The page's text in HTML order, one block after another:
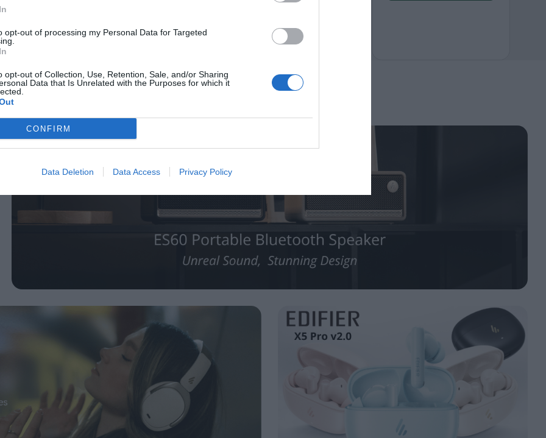
opt-out of processing my Personal Data for Targeted
opt-out of Collection, Use, Retention, Sale, and/or Sharing
Data that Is Unrelated with the Purposes for which it
CONFIRM
Data Deletion Data Access Privacy Policy